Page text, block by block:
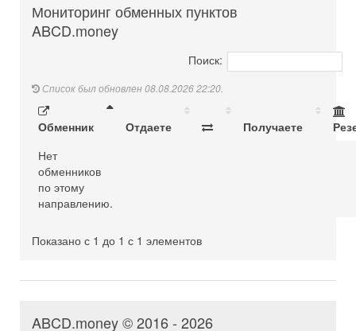
Мониторинг обменных пунктов
ABCD.money
Поиск:
Список был обновлен 08.08.2026 22:20.
Обменник Отдаете Получаете
Нет
обменников
по этому
направлению.
Показано с 1 до 1 с 1 элементов
ABCD.money © 2016 - 2026